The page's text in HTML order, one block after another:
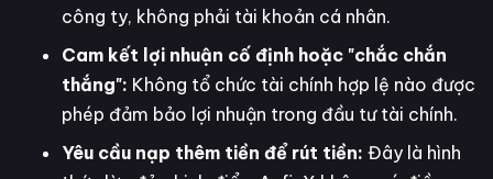
công ty, không phải tài khoản cá nhân.
Cam kết lợi nhuận cố định hoặc "chắc chắn
thắng": Không tổ chức tài chính hợp lệ nào được
phép đảm bảo lợi nhuận trong đầu tư tài chính.
Yêu cầu nạp thêm tiền để rút tiền: Đây là hình